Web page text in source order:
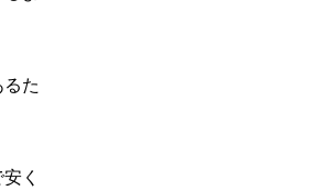
た
く